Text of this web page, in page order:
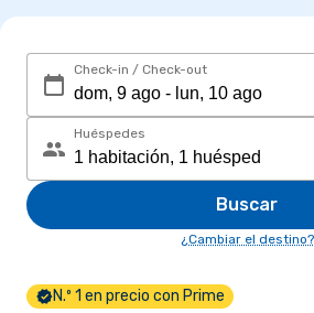
Check-in / Check-out
Huéspedes
Buscar
¿Cambiar el destino?
N.º 1 en precio con Prime